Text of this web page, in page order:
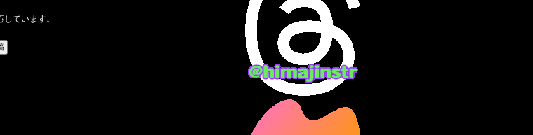
ています。
2023年10月
(3)
2023年9月
2023年8月(12)
2023年7月
(14)
2023年6月
2023年5月
(5)
2023年4月(6)
2023年3月
(3)
2023年1月
2022年12月
2022年11月